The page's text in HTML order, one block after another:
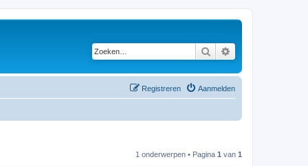
Zoeken
Aanmelden
Registreren
1 onderwerpen • Pagina 1 van 1